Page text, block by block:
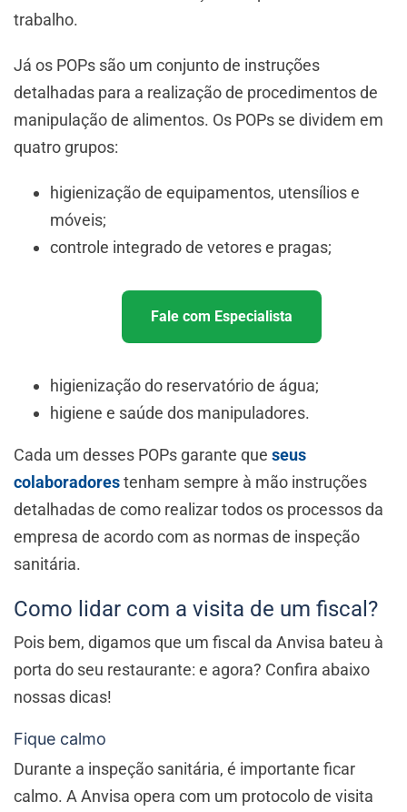
trabalho.
Já os POPs são um conjunto de instruções
detalhadas para a realização de procedimentos de
manipulação de alimentos. Os POPs se dividem em
quatro grupos:
higienização de equipamentos, utensílios e
móveis;
controle integrado de vetores e pragas;
Fale com Especialista
higienização do reservatório de água;
higiene e saúde dos manipuladores.
Cada um desses POPs garante que seus
colaboradorestenham sempre à mão instruções
detalhadas de como realizar todos os processos da
empresa de acordo com as normas de inspeção
sanitária.
Como lidar com a visita de um fiscal?
Pois bem, digamos que um fiscal da Anvisa bateu à
porta do seu restaurante: e agora? Confira abaixo
nossas dicas!
Fique calmo
Durante a inspeção sanitária, é importante ficar
calmo. A Anvisa opera com um protocolo de visita